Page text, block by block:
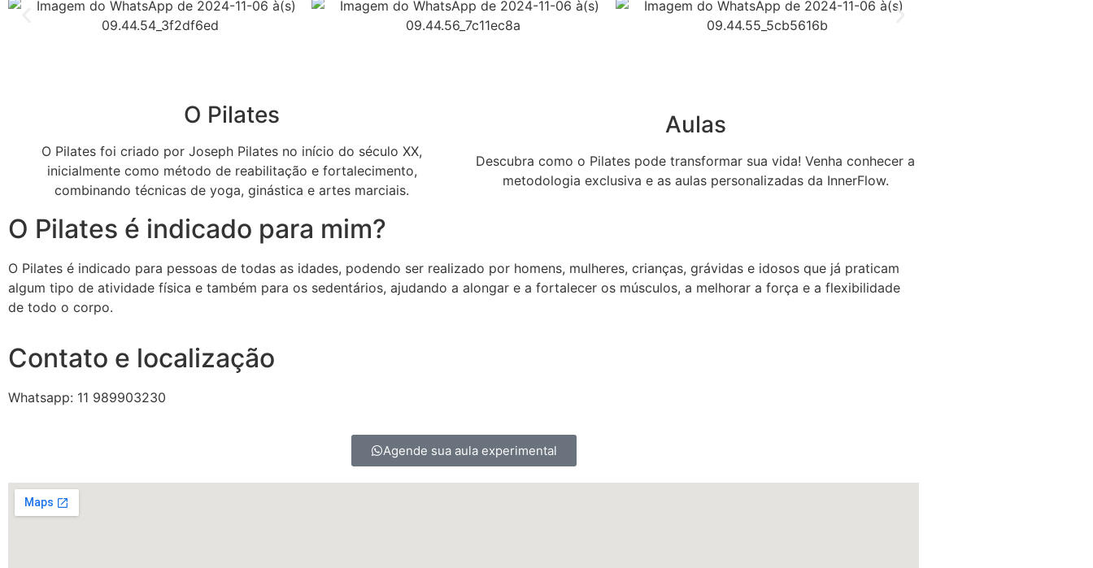
O Pilates
O Pilates foi criado por Joseph Pilates no início do século XX,
inicialmente como método de reabilitação e fortalecimento,
combinando técnicas de yoga, ginástica e artes marciais.
Aulas
Descubra como o Pilates pode transformar sua vida! Venha conhecer a
metodologia exclusiva e as aulas personalizadas da InnerFlow.
O Pilates é indicado para mim?
O Pilates é indicado para pessoas de todas as idades, podendo ser realizado por homens, mulheres, crianças, grávidas e idosos que já praticam
algum tipo de atividade física e também para os sedentários, ajudando a alongar e a fortalecer os músculos, a melhorar a força e a flexibilidade
de todo o corpo.
Contato e localização
Whatsapp: 11 989903230
Agende sua aula experimental